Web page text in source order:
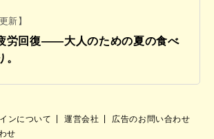
新】
労回復——大人のための夏の食べ
ンについて 運営会社
広告のお問い合わせ
せ